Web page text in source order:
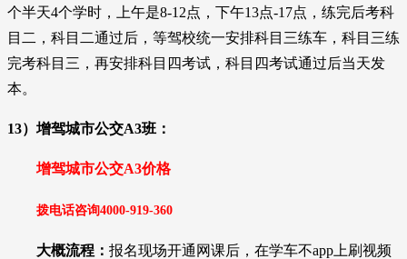
个半天4个学时，上午是8-12点，下午13点-17点，练完后考科
目二，科目二通过后，等驾校统一安排科目三练车，科目三练
完考科目三，再安排科目四考试，科目四考试通过后当天发
本。
13）增驾城市公交A3班：
增驾城市公交A3价格
拨电话咨询4000-919-360
大概流程： 报名现场开通网课后，在学车不app上刷视频